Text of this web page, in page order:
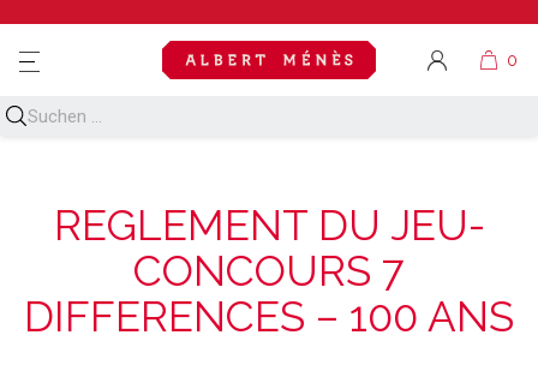
MENU
REGLEMENT DU JEU-
CONCOURS 7
DIFFERENCES – 100 ANS